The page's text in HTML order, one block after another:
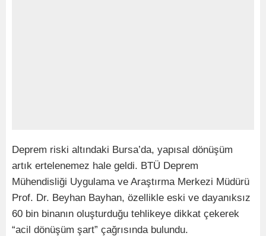
Deprem riski altındaki Bursa’da, yapısal dönüşüm
artık ertelenemez hale geldi. BTÜ Deprem
Mühendisliği Uygulama ve Araştırma Merkezi Müdürü
Prof. Dr. Beyhan Bayhan, özellikle eski ve dayanıksız
60 bin binanın oluşturduğu tehlikeye dikkat çekerek
“acil dönüşüm şart” çağrısında bulundu.